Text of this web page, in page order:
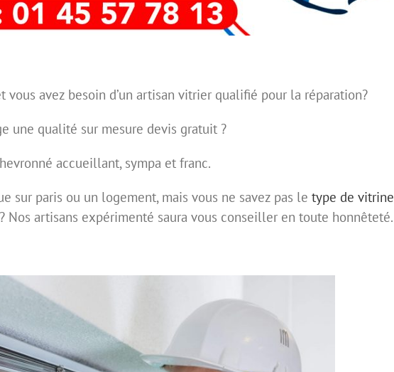
vous avez besoin d’un artisan vitrier qualifié pour la réparation?
une qualité sur mesure devis gratuit ?
accueillant, sympa et franc.
sur paris ou un logement, mais vous ne savez pas le type de vitrine
Nos artisans expérimenté saura vous conseiller en toute honnêteté.